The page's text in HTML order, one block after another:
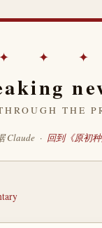
✦ ✦ ✦
THE
Claude · 回到《原初种